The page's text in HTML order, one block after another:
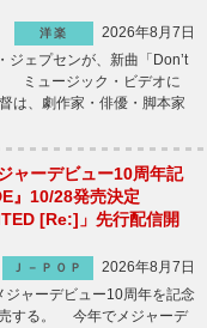
洋楽
2026年8月7日
ェプセンが、新曲「Don’t
ミュージック・ビデオに
は、劇作家・俳優・脚本家
ャーデビュー10周年記
』10/28発売決定
[Re:]」先行配信開
Ｊ－ＰＯＰ
2026年8月7日
ャーデビュー10周年を記念
売する。 今年でメジャーデ